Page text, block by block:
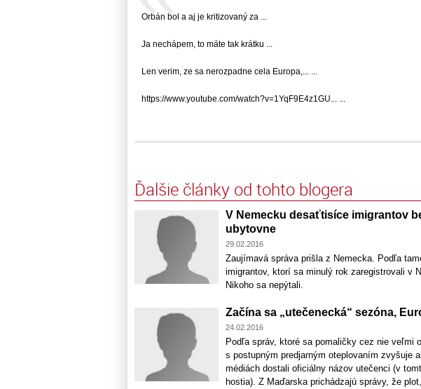
Orbán bol a aj je kritizovaný za ...
Ja nechápem, to máte tak krátku ...
Len verim, ze sa nerozpadne cela Europa,... ...
https://www.youtube.com/watch?v=1YqF9E4z1GU... ...
Ďalšie články od tohto blogera
V Nemecku desaťtisíce imigrantov
ubytovne
29.02.2016
Zaujímavá správa prišla z Nemecka. Podľa
imigrantov, ktorí sa minulý rok zaregistrovali v
Nikoho sa nepýtali.
Začína sa „utečenecká“ sezóna,
24.02.2016
Podľa správ, ktoré sa pomaličky cez nie veľmi
s postupným predjarným oteplovaním zvyšuje
médiách dostali oficiálny názov utečenci (v
hostia). Z Maďarska prichádzajú správy, že